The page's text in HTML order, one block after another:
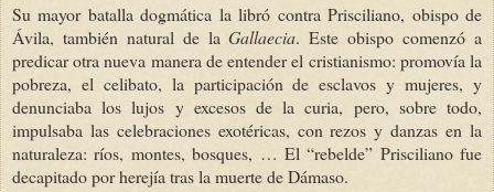
Su mayor batalla dogmática la libró contra Prisciliano, obispo de
Ávila, también natural de laGallaecia. Este obispo comenzó a
predicar otra nueva manera de entender el cristianismo: promovía la
pobreza, el celibato, la participación de esclavos y mujeres, y
denunciaba los lujos y excesos de la curia, pero, sobre todo,
impulsaba las celebraciones exotéricas, con rezos y danzas en la
naturaleza: ríos, montes, bosques, … El “rebelde” Prisciliano fue
decapitado por herejía tras la muerte de Dámaso.